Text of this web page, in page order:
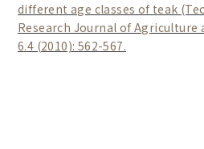
different age classes of teak
Research Journal of Agriculture
6.4 (2010): 562-567.